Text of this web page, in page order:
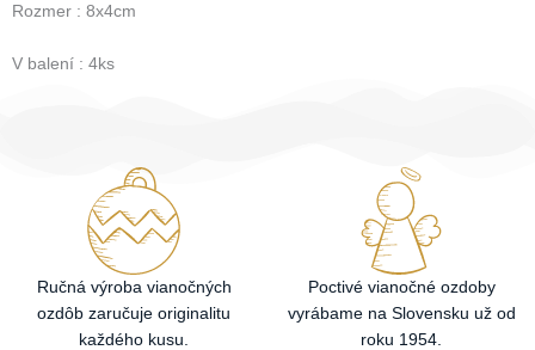
Rozmer : 8x4cm
V balení : 4ks
Ručná výroba vianočných
ozdôb zaručuje originalitu
každého kusu.
Poctivé vianočné ozdoby
vyrábame na Slovensku už od
roku 1954.